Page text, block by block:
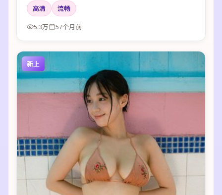
高清
流畅
5.3万
57个月前
新上